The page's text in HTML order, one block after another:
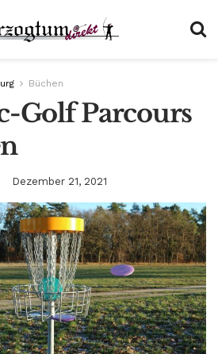
Büchen
Golf Parcours
Dezember 21, 2021